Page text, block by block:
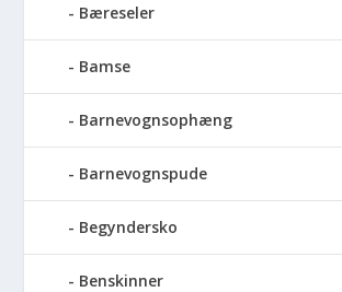
Bæreseler
Bamse
Barnevognsophæng
Barnevognspude
Begyndersko
Benskinner